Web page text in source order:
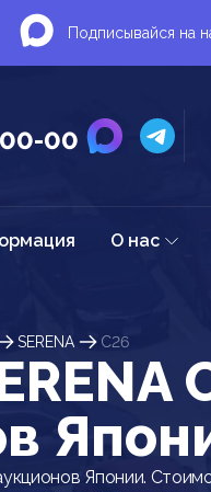
Подписывайся на
00-00
О нас
SERENA C26
Японии.